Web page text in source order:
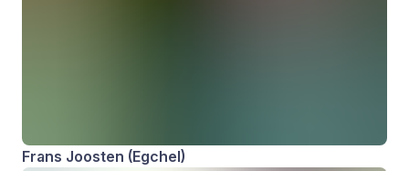
Frans Joosten (Egchel)